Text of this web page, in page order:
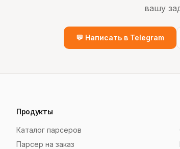
вашу
💬 Написать в Telegram
Продукты
Каталог парсеров
Парсер на заказ